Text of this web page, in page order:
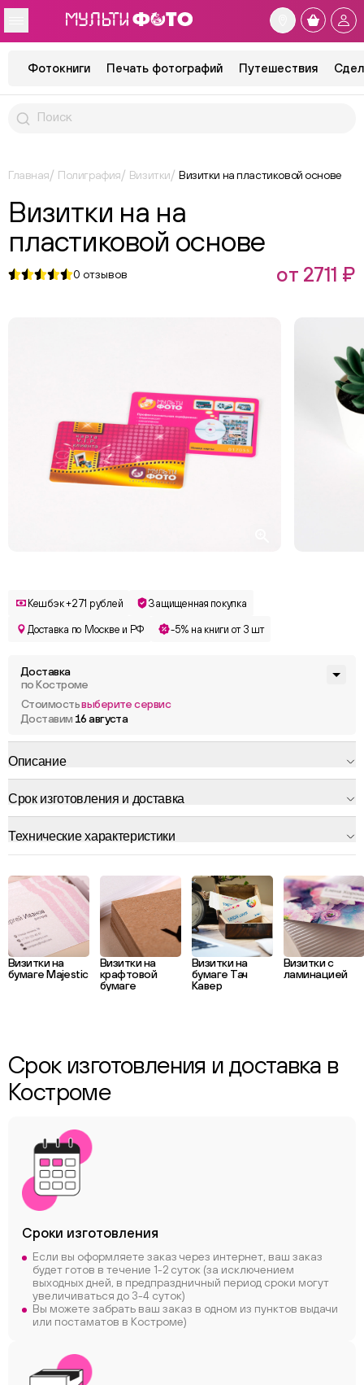
Фотокниги Печать фотографий Путешествия
Главная Полиграфия Визитки Визитки на пластиковой основе
Визитки на на
пластиковой основе
0 отзывов от 2711 ₽
Кешбэк +271 рублей Защищенная покупка
Доставка по Москве и РФ -5% на книги от 3 шт
Доставка
по Костроме
Стоимостьвыберите сервис
Доставим 16 августа
Описание
Срок изготовления и доставка
Технические характеристики
Визитки на
бумаге Majestic
Визитки на
крафтовой
бумаге
Визитки на
бумаге Тач
Кавер
Визитки с
ламинацией
Срок изготовления и доставка в
Костроме
Сроки изготовления
Если вы оформляете заказ через интернет, ваш заказ
будет готов в течение 1-2 суток (за исключением
выходных дней, в предпраздничный период сроки могут
увеличиваться до 3-4 суток)
Вы можете забрать ваш заказ в одном из пунктов выдачи
или постаматов в Костроме)